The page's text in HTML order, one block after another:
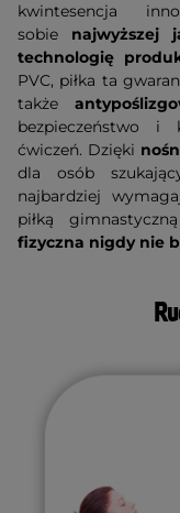
kwintesencja
sobie najwyższej
technologię
PVC, piłka ta
także
bezpieczeństwo i
ćwiczeń. Dzięki
dla osób
najbardziej
piłką
fizyczna nigdy nie